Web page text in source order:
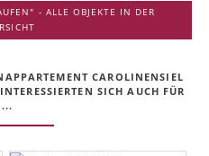
- ALLE OBJEKTE IN DER
CAROLINENSIEL
SICH AUCH FÜR
...